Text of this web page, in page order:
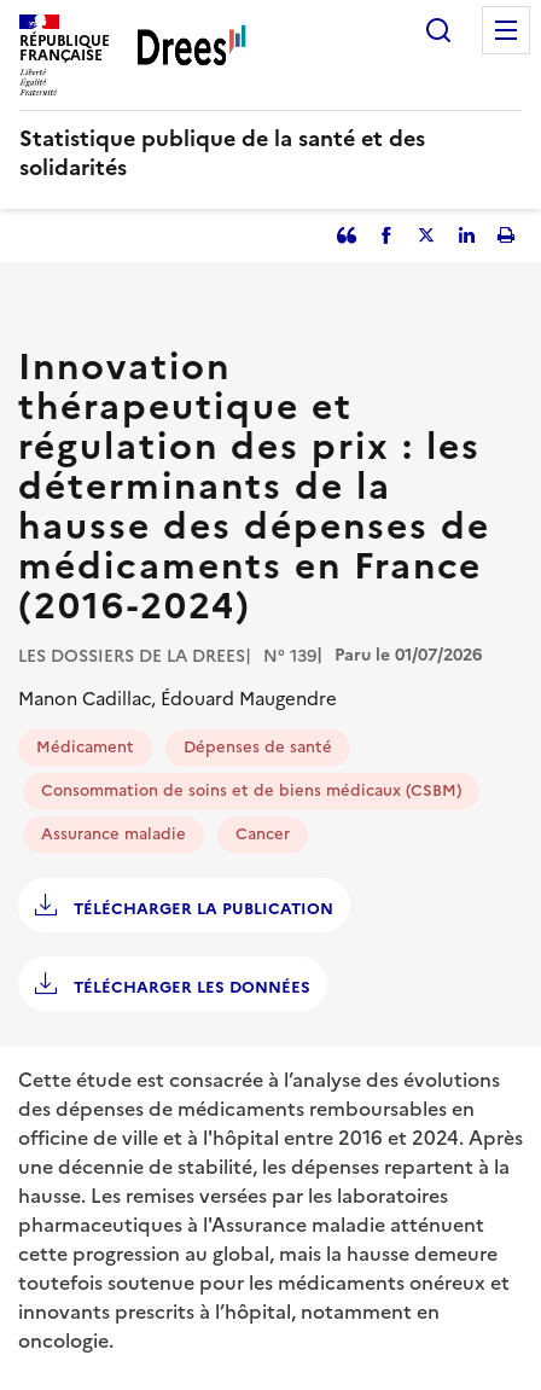
Aller
au
contenu
principal
RÉPUBLIQUE
FRANÇAISE
Statistique publique de la santé et des
solidarités
PartagerFacebook
Partager
Partager
Innovation
thérapeutique et
régulation des prix : les
déterminants de la
hausse des dépenses de
médicaments en France
(2016-2024)
LES DOSSIERS DE LA DREES N° 139 Paru le 01/07/2026
Manon Cadillac, Édouard Maugendre
Médicament
Dépenses de santé
Consommation de soins et de biens médicaux (CSBM)
Assurance maladie
Cancer
TÉLÉCHARGER LA PUBLICATION
TÉLÉCHARGER LES DONNÉES
Cette étude est consacrée à l’analyse des évolutions
des dépenses de médicaments remboursables en
officine de ville et à l'hôpital entre 2016 et 2024. Après
une décennie de stabilité, les dépenses repartent à la
hausse. Les remises versées par les laboratoires
pharmaceutiques à l'Assurance maladie atténuent
cette progression au global, mais la hausse demeure
toutefois soutenue pour les médicaments onéreux et
innovants prescrits à l’hôpital, notamment en
oncologie.